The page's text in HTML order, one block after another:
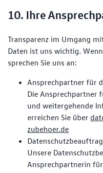
10. Ihre
Transparenz im Umgang
Daten ist uns wichtig.
sprechen Sie uns an:
Ansprechpartner für
Die Ansprechpartner
und weitergehende
erreichen Sie über
zubehoer.de
Unsere
Ansprechpartnerin